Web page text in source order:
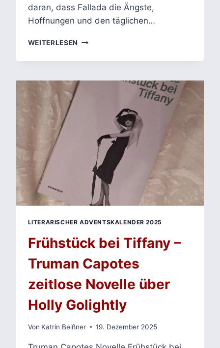
daran, dass Fallada die Ängste,
Hoffnungen und den täglichen…
WEITERLESEN KLEINER
–
NUN?
ZUSAMMENFASSUNG,
INTERPRETATION
HANS
FALLADAS
GESELLSCHAFTSROMAN
LITERARISCHER ADVENTSKALENDER 2025
Frühstück bei Tiffany –
Truman Capotes
zeitlose Novelle über
Holly Golightly
Von Katrin Beißner 19. Dezember 2025